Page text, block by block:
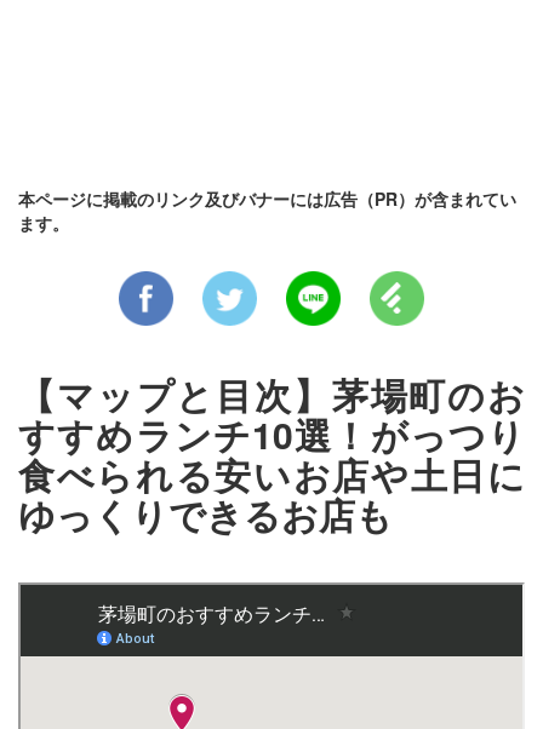
本ページに掲載のリンク及びバナーには広告（PR）が含まれてい
ます。
【マップと目次】茅場町のお
すすめランチ10選！がっつり
食べられる安いお店や土日に
ゆっくりできるお店も